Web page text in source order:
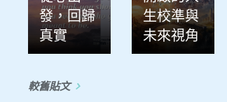
發，回歸
真實
生校準與
未來視角
較舊貼文